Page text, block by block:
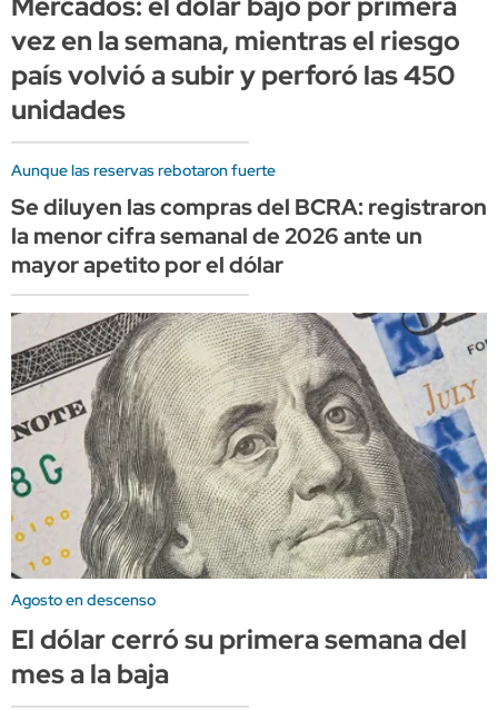
vez en la semana, mientras el riesgo
país volvió a subir y perforó las 450
unidades
Aunque las reservas rebotaron fuerte
Se diluyen las compras del BCRA: registraron
la menor cifra semanal de 2026 ante un
mayor apetito por el dólar
Agosto en descenso
El dólar cerró su primera semana del
mes a la baja